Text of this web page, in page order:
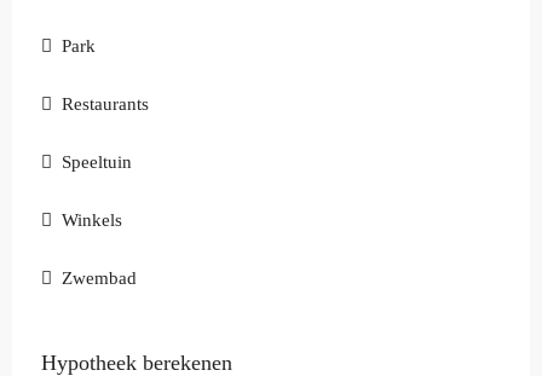
Park
Restaurants
Speeltuin
Winkels
Zwembad
Hypotheek berekenen